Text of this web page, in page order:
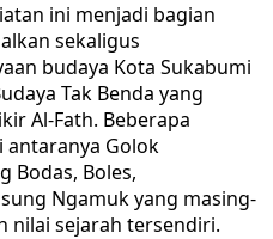
ini menjadi bagian
sekaligus
budaya Kota Sukabumi
Tak Benda yang
Al-Fath. Beberapa
antaranya Golok
Bodas, Boles,
Ngamuk yang masing-
nilai sejarah tersendiri.